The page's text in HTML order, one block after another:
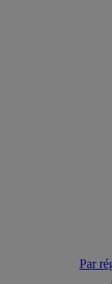
Par